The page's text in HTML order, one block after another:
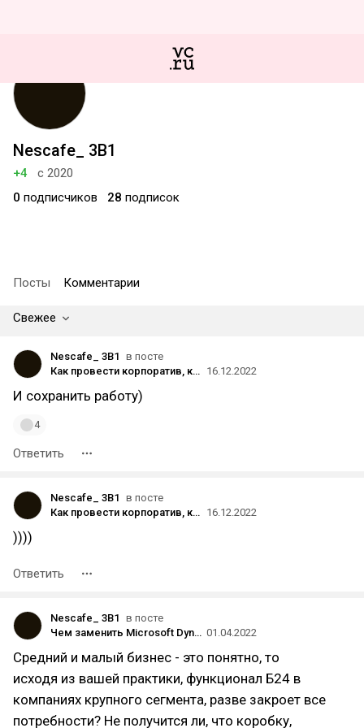
Nescafe_ 3B1
+4
с 2020
0 подписчиков 28 подписок
Посты Комментарии
Свежее
Nescafe_ 3B1 в посте
Как провести корпоратив, который запомнится надолго 16.12.2022
И сохранить работу)
4
Ответить
Nescafe_ 3B1 в посте
Как провести корпоратив, который запомнится надолго 16.12.2022
))))
Ответить
Nescafe_ 3B1 в посте
Чем заменить Microsoft Dynamics, SharePoint и SalesForce? – часть 1 01.04.2022
Средний и малый бизнес - это понятно, то
исходя из вашей практики, функционал Б24 в
компаниях крупного сегмента, разве закроет все
потребности? Не получится ли, что коробку,